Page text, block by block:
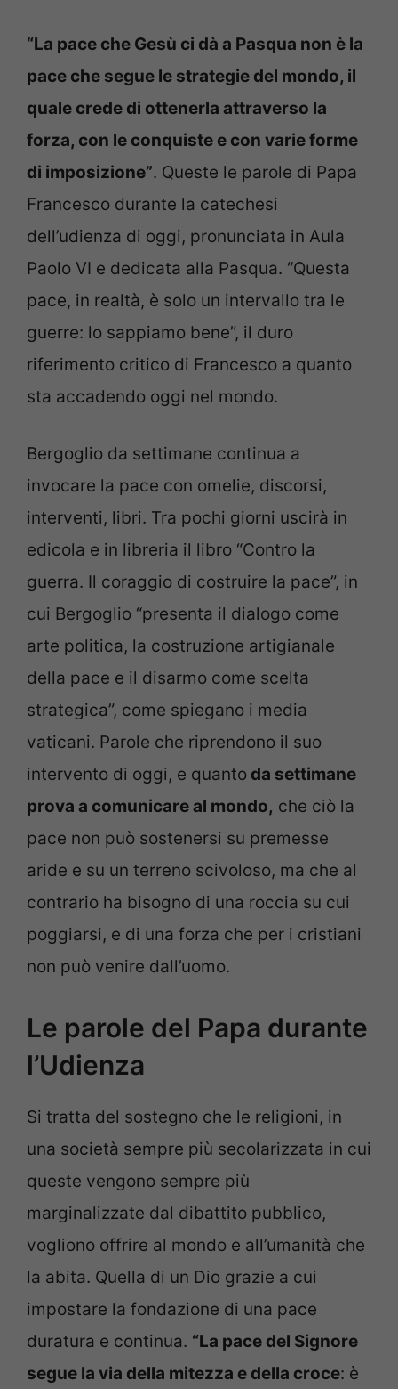
“La pace che Gesù ci dà a Pasqua non è la
pace che segue le strategie del mondo, il
quale crede di ottenerla attraverso la
forza, con le conquiste e con varie forme
di imposizione”. Queste le parole di Papa
Francesco durante la catechesi
dell’udienza di oggi, pronunciata in Aula
Paolo VI e dedicata alla Pasqua. “Questa
pace, in realtà, è solo un intervallo tra le
guerre: lo sappiamo bene”, il duro
riferimento critico di Francesco a quanto
sta accadendo oggi nel mondo.
Bergoglio da settimane continua a
invocare la pace con omelie, discorsi,
interventi, libri. Tra pochi giorni uscirà in
edicola e in libreria il libro “Contro la
guerra. Il coraggio di costruire la pace”, in
cui Bergoglio “presenta il dialogo come
arte politica, la costruzione artigianale
della pace e il disarmo come scelta
strategica”, come spiegano i media
vaticani. Parole che riprendono il suo
intervento di oggi, e quanto da settimane
prova a comunicare al mondo, che ciò la
pace non può sostenersi su premesse
aride e su un terreno scivoloso, ma che al
contrario ha bisogno di una roccia su cui
poggiarsi, e di una forza che per i cristiani
non può venire dall’uomo.
Le parole del Papa durante
l’Udienza
Si tratta del sostegno che le religioni, in
una società sempre più secolarizzata in cui
queste vengono sempre più
marginalizzate dal dibattito pubblico,
vogliono offrire al mondo e all’umanità che
la abita. Quella di un Dio grazie a cui
impostare la fondazione di una pace
duratura e continua. “La pace del Signore
segue la via della mitezza e della croce: è